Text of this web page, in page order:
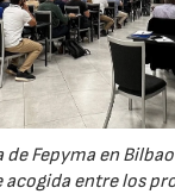
de Fepyma en
acogida entre los